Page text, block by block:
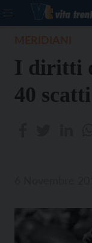
I diritti
40 scatti